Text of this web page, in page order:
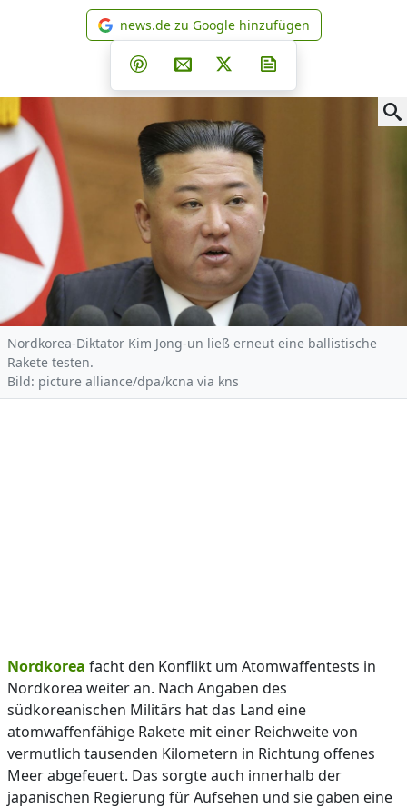
news.de zu Google
news.de zu Google hinzufügen
Teilen auf Facebook
Teilen auf Whatsapp
Teilen auf Telegram
Teilen auf Pinterest
Per E-Mail teilen
Post auf X
Nordkorea-Diktator Kim Jong-un ließ erneut eine ballistische
Rakete testen.
Bild: picture alliance/dpa/kcna via kns
Nordkorea facht den Konflikt um Atomwaffentests in
Nordkorea weiter an. Nach Angaben des
südkoreanischen Militärs hat das Land eine
atomwaffenfähige Rakete mit einer Reichweite von
vermutlich tausenden Kilometern in Richtung offenes
Meer abgefeuert. Das sorgte auch innerhalb der
japanischen Regierung für Aufsehen und sie gaben eine